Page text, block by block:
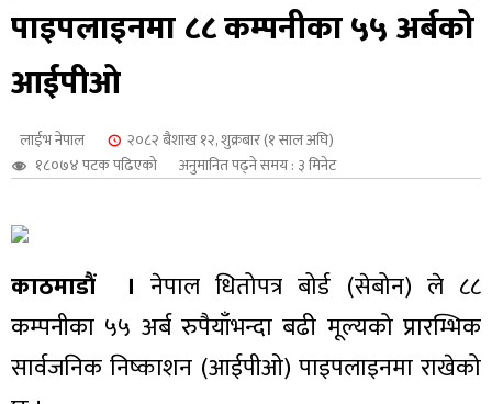
पाइपलाइनमा ८८ कम्पनीका ५५ अर्बको
आईपीओ
लाईभ नेपाल
२०८२ बैशाख १२, शुक्रबार (१ साल अघि)
१८०७४ पटक पढिएको
अनुमानित पढ्ने समय : ३ मिनेट
काठमाडौं । नेपाल धितोपत्र बोर्ड (सेबोन) ले ८८
कम्पनीका ५५ अर्ब रुपैयाँभन्दा बढी मूल्यको प्रारम्भिक
सार्वजनिक निष्काशन (आईपीओ) पाइपलाइनमा राखेको